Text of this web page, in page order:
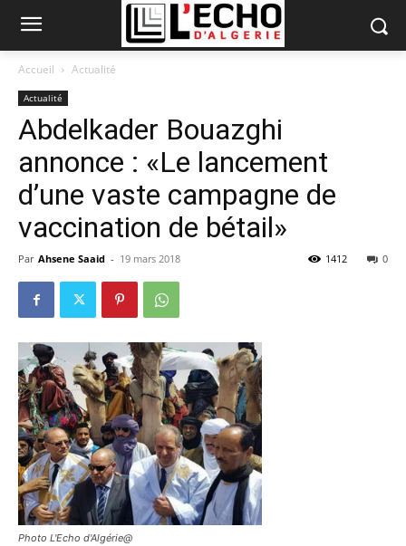
Accueil Actualité
Actualité
Abdelkader Bouazghi
annonce : «Le lancement
d’une vaste campagne de
vaccination de bétail»
Par Ahsene Saaid - 19 mars 2018 0
1412
Photo L'Echo d'Algérie@